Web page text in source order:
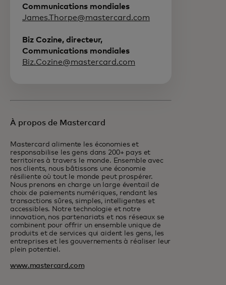
Communications mondiales
James.Thorpe@mastercard.com
Biz Cozine, directeur,
Communications mondiales
Biz.Cozine@mastercard.com
À propos de Mastercard
Mastercard alimente les économies et
responsabilise les gens dans 200+ pays et
territoires à travers le monde. Ensemble avec
nos clients, nous bâtissons une économie
résiliente où tout le monde peut prospérer.
Nous prenons en charge un large éventail de
choix de paiements numériques, rendant les
transactions sûres, simples, intelligentes et
accessibles. Notre technologie et notre
innovation, nos partenariats et nos réseaux se
combinent pour offrir un ensemble unique de
produits et de services qui aident les gens, les
entreprises et les gouvernements à réaliser leur
plein potentiel.
www.mastercard.com